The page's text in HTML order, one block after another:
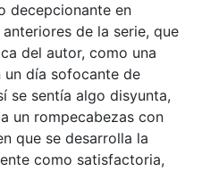
decepcionante en
de la serie, que
del autor, como una
un día sofocante de
se sentía algo disyunta,
un rompecabezas con
que se desarrolla la
como satisfactoria,